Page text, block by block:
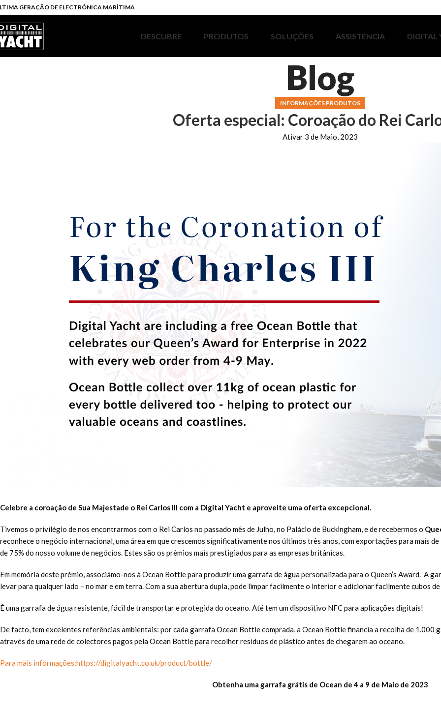
GERAÇÃO DE ELECTRÓNICA MARÍTIMA
DESCUBRE PRODUTOS SOLUÇÕES ASSISTÊNCIA DIGITAL
Blog
INFORMAÇÕES PRODUTOS
Oferta especial: Coroação do Rei
Ativar 3 de Maio, 2023
Celebre a coroação de Sua Majestade o Rei Carlos III com a Digital Yacht e aproveite uma oferta excepcional.
Tivemos o privilégio de nos encontrarmos com o Rei Carlos no passado mês de Julho, no Palácio de Buckingham, e de recebermos o
reconhece o negócio internacional, uma área em que crescemos significativamente nos últimos três anos, com exportações para mais
de 75% do nosso volume de negócios. Estes são os prémios mais prestigiados para as empresas britânicas.
Em memória deste prémio, associámo-nos à Ocean Bottle para produzir uma garrafa de água personalizada para o Queen’s Award. A
levar para qualquer lado – no mar e em terra. Com a sua abertura dupla, pode limpar facilmente o interior e adicionar facilmente cubos
É uma garrafa de água resistente, fácil de transportar e protegida do oceano. Até tem um dispositivo NFC para aplicações digitais!
De facto, tem excelentes referências ambientais: por cada garrafa Ocean Bottle comprada, a Ocean Bottle financia a recolha de 1.000
através de uma rede de colectores pagos pela Ocean Bottle para recolher resíduos de plástico antes de chegarem ao oceano.
Para mais informações:https://digitalyacht.co.uk/product/bottle/
Obtenha uma garrafa grátis de Ocean de 4 a 9 de Maio de 2023